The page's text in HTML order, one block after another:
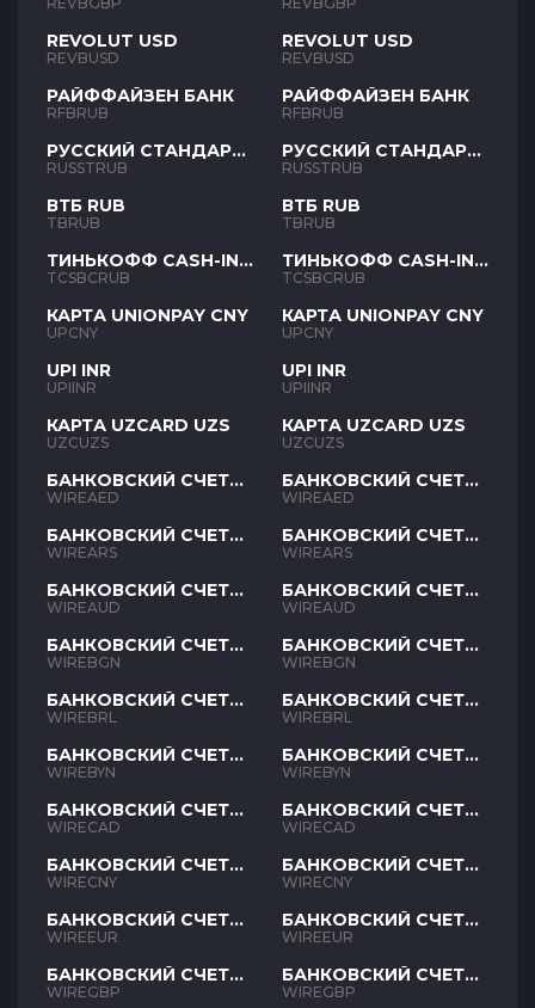
REVOLUT USD
REVBUSD
РАЙФФАЙЗЕН БАНК
RFBRUB
РУССКИЙ СТАНДАРТ
RUB
RUSSTRUB
ВТБ RUB
TBRUB
ТИНЬКОФФ CASH-IN
RUB
TCSBCRUB
КАРТА UNIONPAY CNY
UPCNY
UPI INR
UPIINR
КАРТА UZCARD UZS
UZCUZS
БАНКОВСКИЙ СЧЕТ
AED
WIREAED
БАНКОВСКИЙ СЧЕТ
ARS
WIREARS
БАНКОВСКИЙ СЧЕТ
AUD
WIREAUD
БАНКОВСКИЙ СЧЕТ
BGN
WIREBGN
БАНКОВСКИЙ СЧЕТ
BRL
WIREBRL
БАНКОВСКИЙ СЧЕТ
BYN
WIREBYN
БАНКОВСКИЙ СЧЕТ
CAD
WIRECAD
БАНКОВСКИЙ СЧЕТ
CNY
WIRECNY
БАНКОВСКИЙ СЧЕТ
EUR
WIREEUR
БАНКОВСКИЙ СЧЕТ
GBP
WIREGBP
REVOLUT USD
REVBUSD
РАЙФФАЙЗЕН БАНК
RFBRUB
РУССКИЙ СТАНДАРТ
RUB
RUSSTRUB
ВТБ RUB
TBRUB
ТИНЬКОФФ CASH-IN
RUB
TCSBCRUB
КАРТА UNIONPAY CNY
UPCNY
UPI INR
UPIINR
КАРТА UZCARD UZS
UZCUZS
БАНКОВСКИЙ СЧЕТ
AED
WIREAED
БАНКОВСКИЙ СЧЕТ
ARS
WIREARS
БАНКОВСКИЙ СЧЕТ
AUD
WIREAUD
БАНКОВСКИЙ СЧЕТ
BGN
WIREBGN
БАНКОВСКИЙ СЧЕТ
BRL
WIREBRL
БАНКОВСКИЙ СЧЕТ
BYN
WIREBYN
БАНКОВСКИЙ СЧЕТ
CAD
WIRECAD
БАНКОВСКИЙ СЧЕТ
CNY
WIRECNY
БАНКОВСКИЙ СЧЕТ
EUR
WIREEUR
БАНКОВСКИЙ СЧЕТ
GBP
WIREGBP